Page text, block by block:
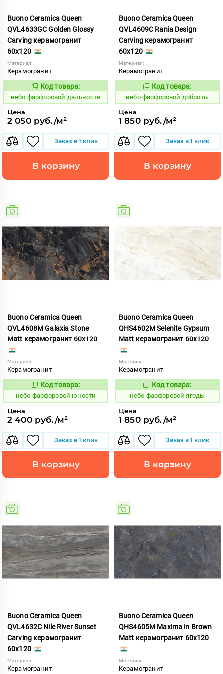
Buono Ceramica Queen
QVL4633GC Golden Glossy
Carving керамогранит
60x120
Материал:
Керамогранит
1123371
Код товара:
небо фарфоровой дальности
Цена
2 050 руб./м²
Заказ в 1 клик
В корзину
Buono Ceramica Queen
QVL4609C Rania Design
Carving керамогранит
60x120
Материал:
Керамогранит
1123372
Код товара:
небо фарфоровой доброты
Цена
1 850 руб./м²
Заказ в 1 клик
В корзину
Buono Ceramica Queen
QVL4608M Galaxia Stone
Matt керамогранит 60x120
Материал:
Керамогранит
1123373
Код товара:
небо фарфоровой юности
Цена
2 400 руб./м²
Заказ в 1 клик
В корзину
Buono Ceramica Queen
QHS4602M Selenite Gypsum
Matt керамогранит 60x120
Материал:
Керамогранит
1123374
Код товара:
небо фарфоровой ягоды
Цена
1 850 руб./м²
Заказ в 1 клик
В корзину
Buono Ceramica Queen
QVL4632C Nile River Sunset
Carving керамогранит
60x120
Материал:
Керамогранит
Buono Ceramica Queen
QHS4605M Maxima in Brown
Matt керамогранит 60x120
Материал:
Керамогранит